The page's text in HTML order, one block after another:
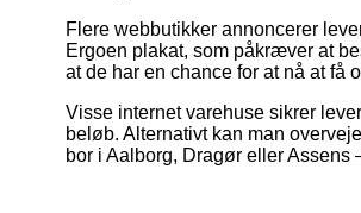
Flere webbutikker annoncerer
Ergoen plakat, som påkræver at
at de har en chance for at nå at få
Visse internet varehuse sikrer
beløb. Alternativt kan man
bor i Aalborg, Dragør eller